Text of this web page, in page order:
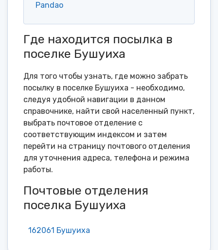
Pandao
Где находится посылка в
поселке Бушуиха
Для того чтобы узнать, где можно забрать
посылку в поселке Бушуиха - необходимо,
следуя удобной навигации в данном
справочнике, найти свой населенный пункт,
выбрать почтовое отделение с
соответствующим индексом и затем
перейти на страницу почтового отделения
для уточнения адреса, телефона и режима
работы.
Почтовые отделения
поселка Бушуиха
162061 Бушуиха